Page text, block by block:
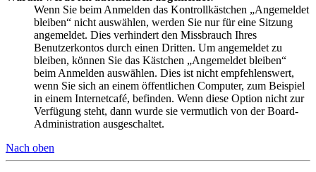
Wenn Sie beim Anmelden das Kontrollkästchen „Angemeldet
bleiben“ nicht auswählen, werden Sie nur für eine Sitzung
angemeldet. Dies verhindert den Missbrauch Ihres
Benutzerkontos durch einen Dritten. Um angemeldet zu
bleiben, können Sie das Kästchen „Angemeldet bleiben“
beim Anmelden auswählen. Dies ist nicht empfehlenswert,
wenn Sie sich an einem öffentlichen Computer, zum Beispiel
in einem Internetcafé, befinden. Wenn diese Option nicht zur
Verfügung steht, dann wurde sie vermutlich von der Board-
Administration ausgeschaltet.
Nach oben